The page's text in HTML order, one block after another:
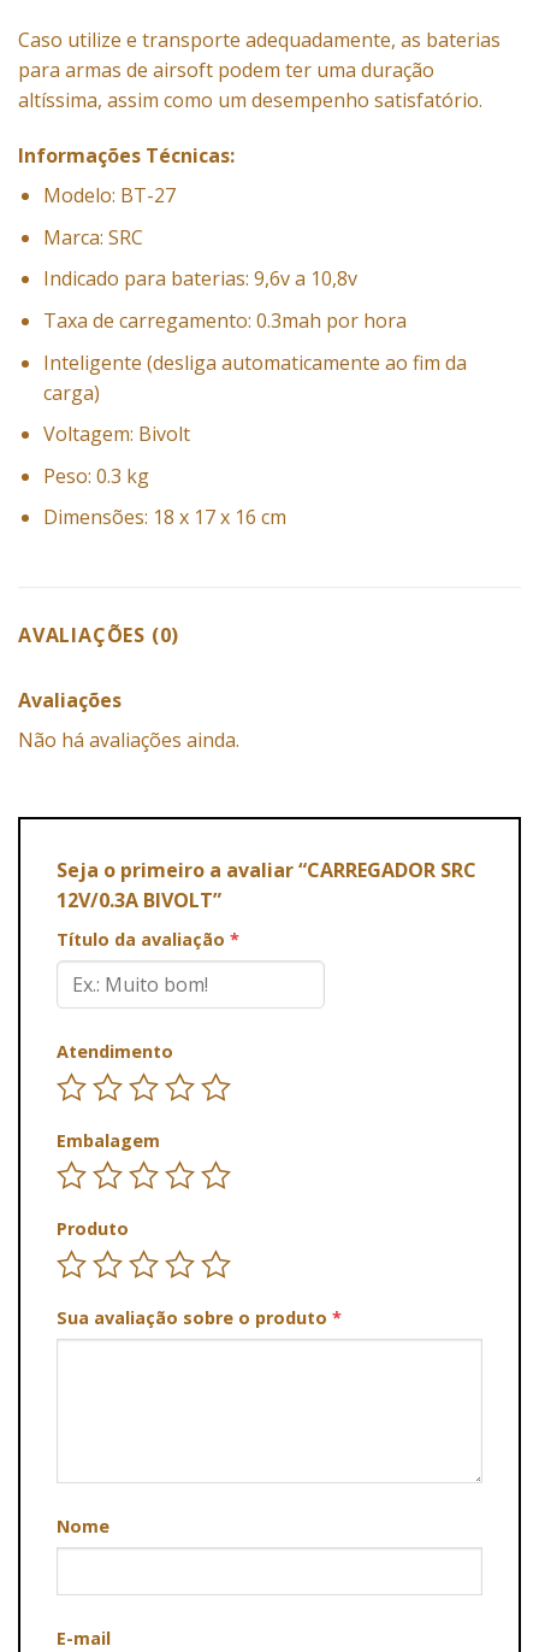
Caso utilize e transporte adequadamente, as baterias
para armas de airsoft podem ter uma duração
altíssima, assim como um desempenho satisfatório.
Informações Técnicas:
Modelo: BT-27
Marca: SRC
Indicado para baterias: 9,6v a 10,8v
Taxa de carregamento: 0.3mah por hora
Inteligente (desliga automaticamente ao fim da
carga)
Voltagem: Bivolt
Peso: 0.3 kg
Dimensões: 18 x 17 x 16 cm
AVALIAÇÕES (0)
Avaliações
Não há avaliações ainda.
Seja o primeiro a avaliar “CARREGADOR SRC
12V/0.3A BIVOLT”
Título da avaliação *
Atendimento
Embalagem
Produto
Sua avaliação sobre o produto *
Nome
E-mail